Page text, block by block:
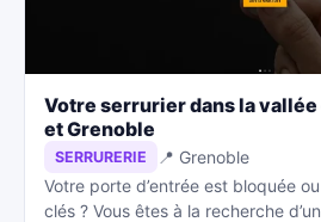
Votre serrurier dans la
et Grenoble
SERRURERIE
📍 Grenoble
Votre porte d’entrée est bloquée
clés ? Vous êtes à la recherche